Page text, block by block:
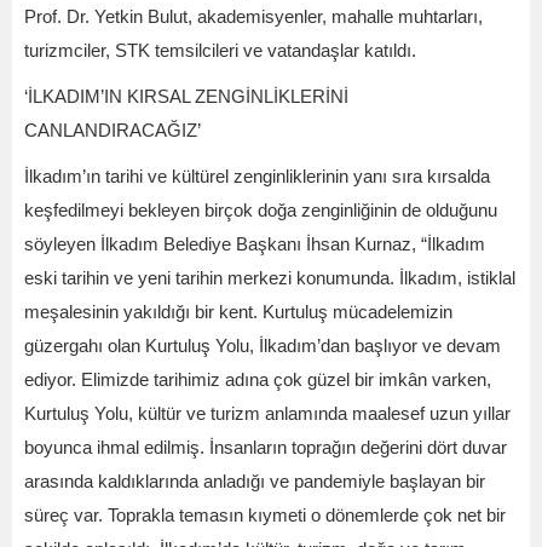
Prof. Dr. Yetkin Bulut, akademisyenler, mahalle muhtarları,
turizmciler, STK temsilcileri ve vatandaşlar katıldı.
‘İLKADIM’IN KIRSAL ZENGİNLİKLERİNİ
CANLANDIRACAĞIZ’
İlkadım’ın tarihi ve kültürel zenginliklerinin yanı sıra kırsalda
keşfedilmeyi bekleyen birçok doğa zenginliğinin de olduğunu
söyleyen İlkadım Belediye Başkanı İhsan Kurnaz, “İlkadım
eski tarihin ve yeni tarihin merkezi konumunda. İlkadım, istiklal
meşalesinin yakıldığı bir kent. Kurtuluş mücadelemizin
güzergahı olan Kurtuluş Yolu, İlkadım’dan başlıyor ve devam
ediyor. Elimizde tarihimiz adına çok güzel bir imkân varken,
Kurtuluş Yolu, kültür ve turizm anlamında maalesef uzun yıllar
boyunca ihmal edilmiş. İnsanların toprağın değerini dört duvar
arasında kaldıklarında anladığı ve pandemiyle başlayan bir
süreç var. Toprakla temasın kıymeti o dönemlerde çok net bir